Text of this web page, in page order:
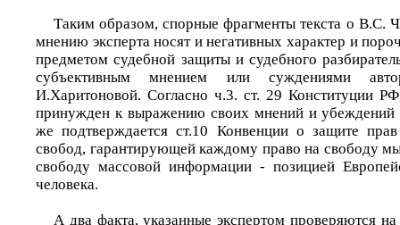
Таким образом, спорные фрагменты текста о В.С.
мнению эксперта носят и негативных характер и
предметом судебной защиты и судебного
субъективным мнением или суждениями
И.Харитоновой. Согласно ч.3. ст. 29 Конституции
принужден к выражению своих мнений и убеждений
же подтверждается ст.10 Конвенции о защите
свобод, гарантирующей каждому право на свободу
свободу массовой информации - позицией
человека.
А два факта, указанные экспертом проверяются на